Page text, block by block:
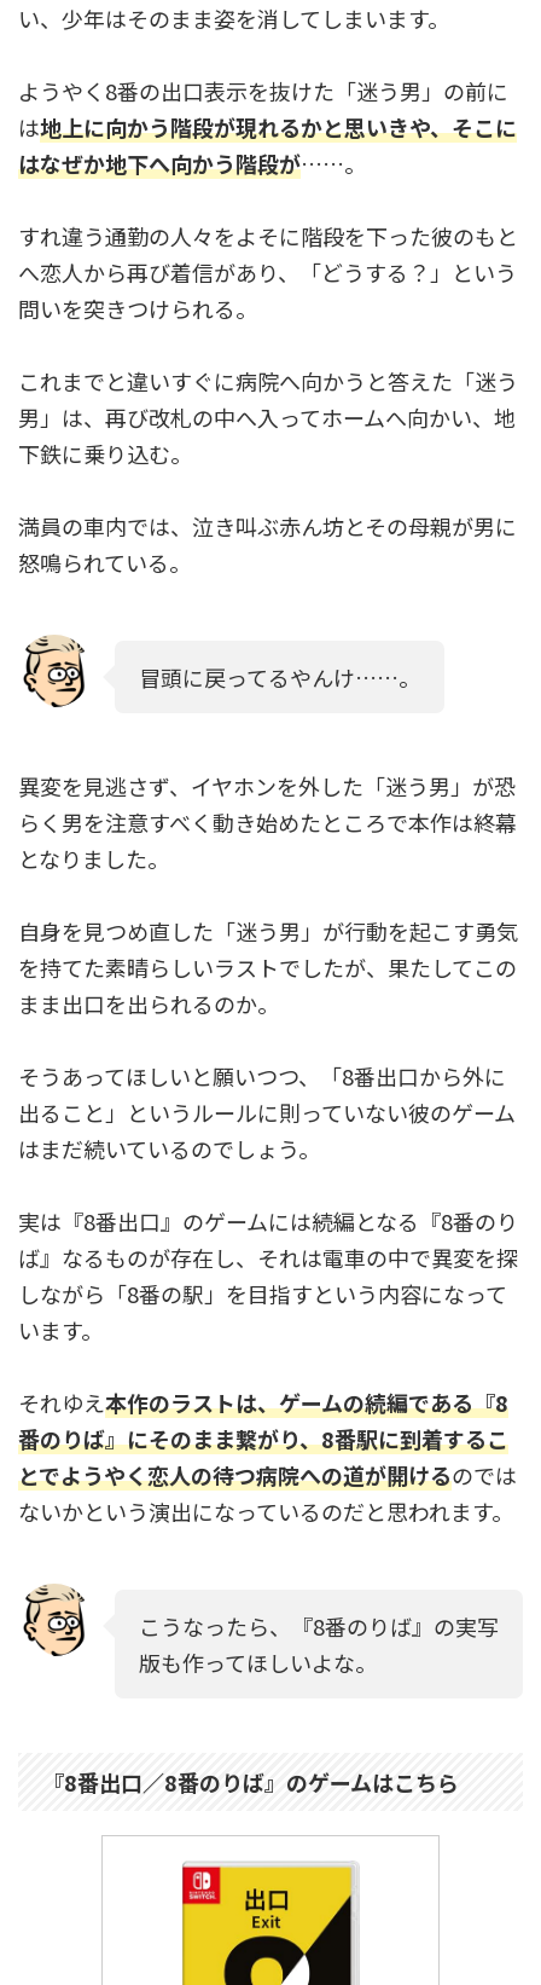
い、少年はそのまま姿を消してしまいます。
ようやく8番の出口表示を抜けた「迷う男」の前に
は地上に向かう階段が現れるかと思いきや、そこに
はなぜか地下へ向かう階段が……。
すれ違う通勤の人々をよそに階段を下った彼のもと
へ恋人から再び着信があり、「どうする？」という
問いを突きつけられる。
これまでと違いすぐに病院へ向かうと答えた「迷う
男」は、再び改札の中へ入ってホームへ向かい、地
下鉄に乗り込む。
満員の車内では、泣き叫ぶ赤ん坊とその母親が男に
怒鳴られている。
冒頭に戻ってるやんけ……。
異変を見逃さず、イヤホンを外した「迷う男」が恐
らく男を注意すべく動き始めたところで本作は終幕
となりました。
自身を見つめ直した「迷う男」が行動を起こす勇気
を持てた素晴らしいラストでしたが、果たしてこの
まま出口を出られるのか。
そうあってほしいと願いつつ、「8番出口から外に
出ること」というルールに則っていない彼のゲーム
はまだ続いているのでしょう。
実は『8番出口』のゲームには続編となる『8番のり
ば』なるものが存在し、それは電車の中で異変を探
しながら「8番の駅」を目指すという内容になって
います。
それゆえ本作のラストは、ゲームの続編である『8
番のりば』にそのまま繋がり、8番駅に到着するこ
とでようやく恋人の待つ病院への道が開けるのでは
ないかという演出になっているのだと思われます。
こうなったら、『8番のりば』の実写
版も作ってほしいよな。
『8番出口／8番のりば』のゲームはこちら